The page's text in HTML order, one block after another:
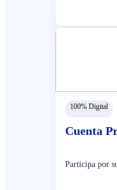
100% Digital
Cuenta
Participa por